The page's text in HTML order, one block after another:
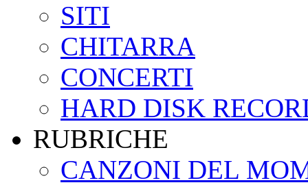
SITI
CHITARRA
CONCERTI
HARD DISK
RUBRICHE
CANZONI DEL